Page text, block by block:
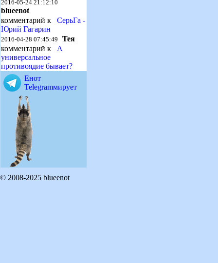
2016-05-24 21:12:10
blueenot
комментарий к СерьГа -
Юрий Гагарин
2016-04-28 07:45:49 Тея
комментарий к А
универсальное
противоядие бывает?
Енот
Telegramмирует
© 2008-2025 blueenot